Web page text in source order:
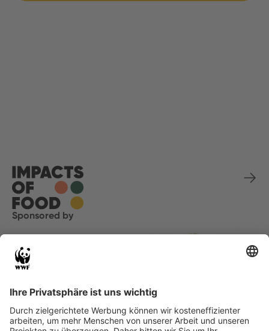
Sponsored by
Project partners